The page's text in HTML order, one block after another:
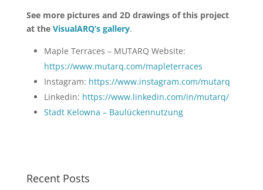
See more pictures and 2D drawings of this project
at the VisualARQ’s gallery.
Maple Terraces – MUTARQ Website:
https://www.mutarq.com/mapleterraces
Instagram: https://www.instagram.com/mutarq
Linkedin: https://www.linkedin.com/in/mutarq/
Stadt Kelowna – Baulückennutzung
Recent Posts